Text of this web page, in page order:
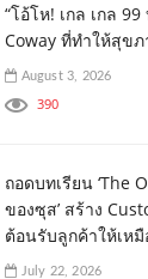
“โอ้โห! เกล เกล
Coway ที่ทำให้สุข
August 3, 2026
390
ถอดบทเรียน ‘The
ของซุส’ สร้าง
ต้อนรับลูกค้าให้เห
July 22, 2026